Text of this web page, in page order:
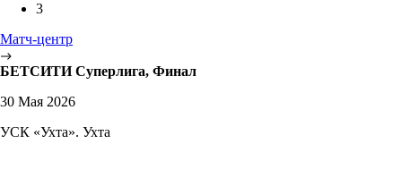
3
Матч-центр
БЕТСИТИ Суперлига, Финал
30 Мая 2026
УСК «Ухта». Ухта